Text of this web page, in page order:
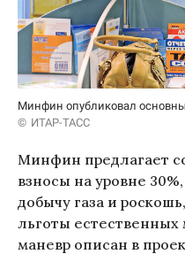
Минфин опубликовал
ИТАР-ТАСС
Минфин предлагает
взносы на уровне
добычу газа и
льготы
маневр описан в